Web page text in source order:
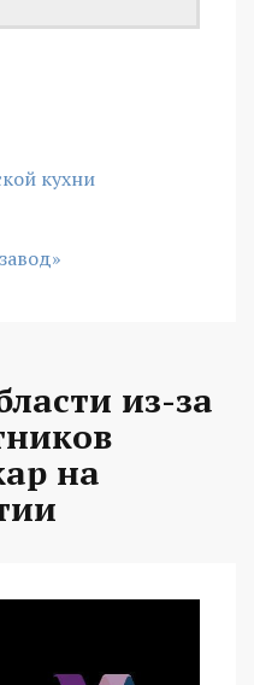
кухни
из-за
на